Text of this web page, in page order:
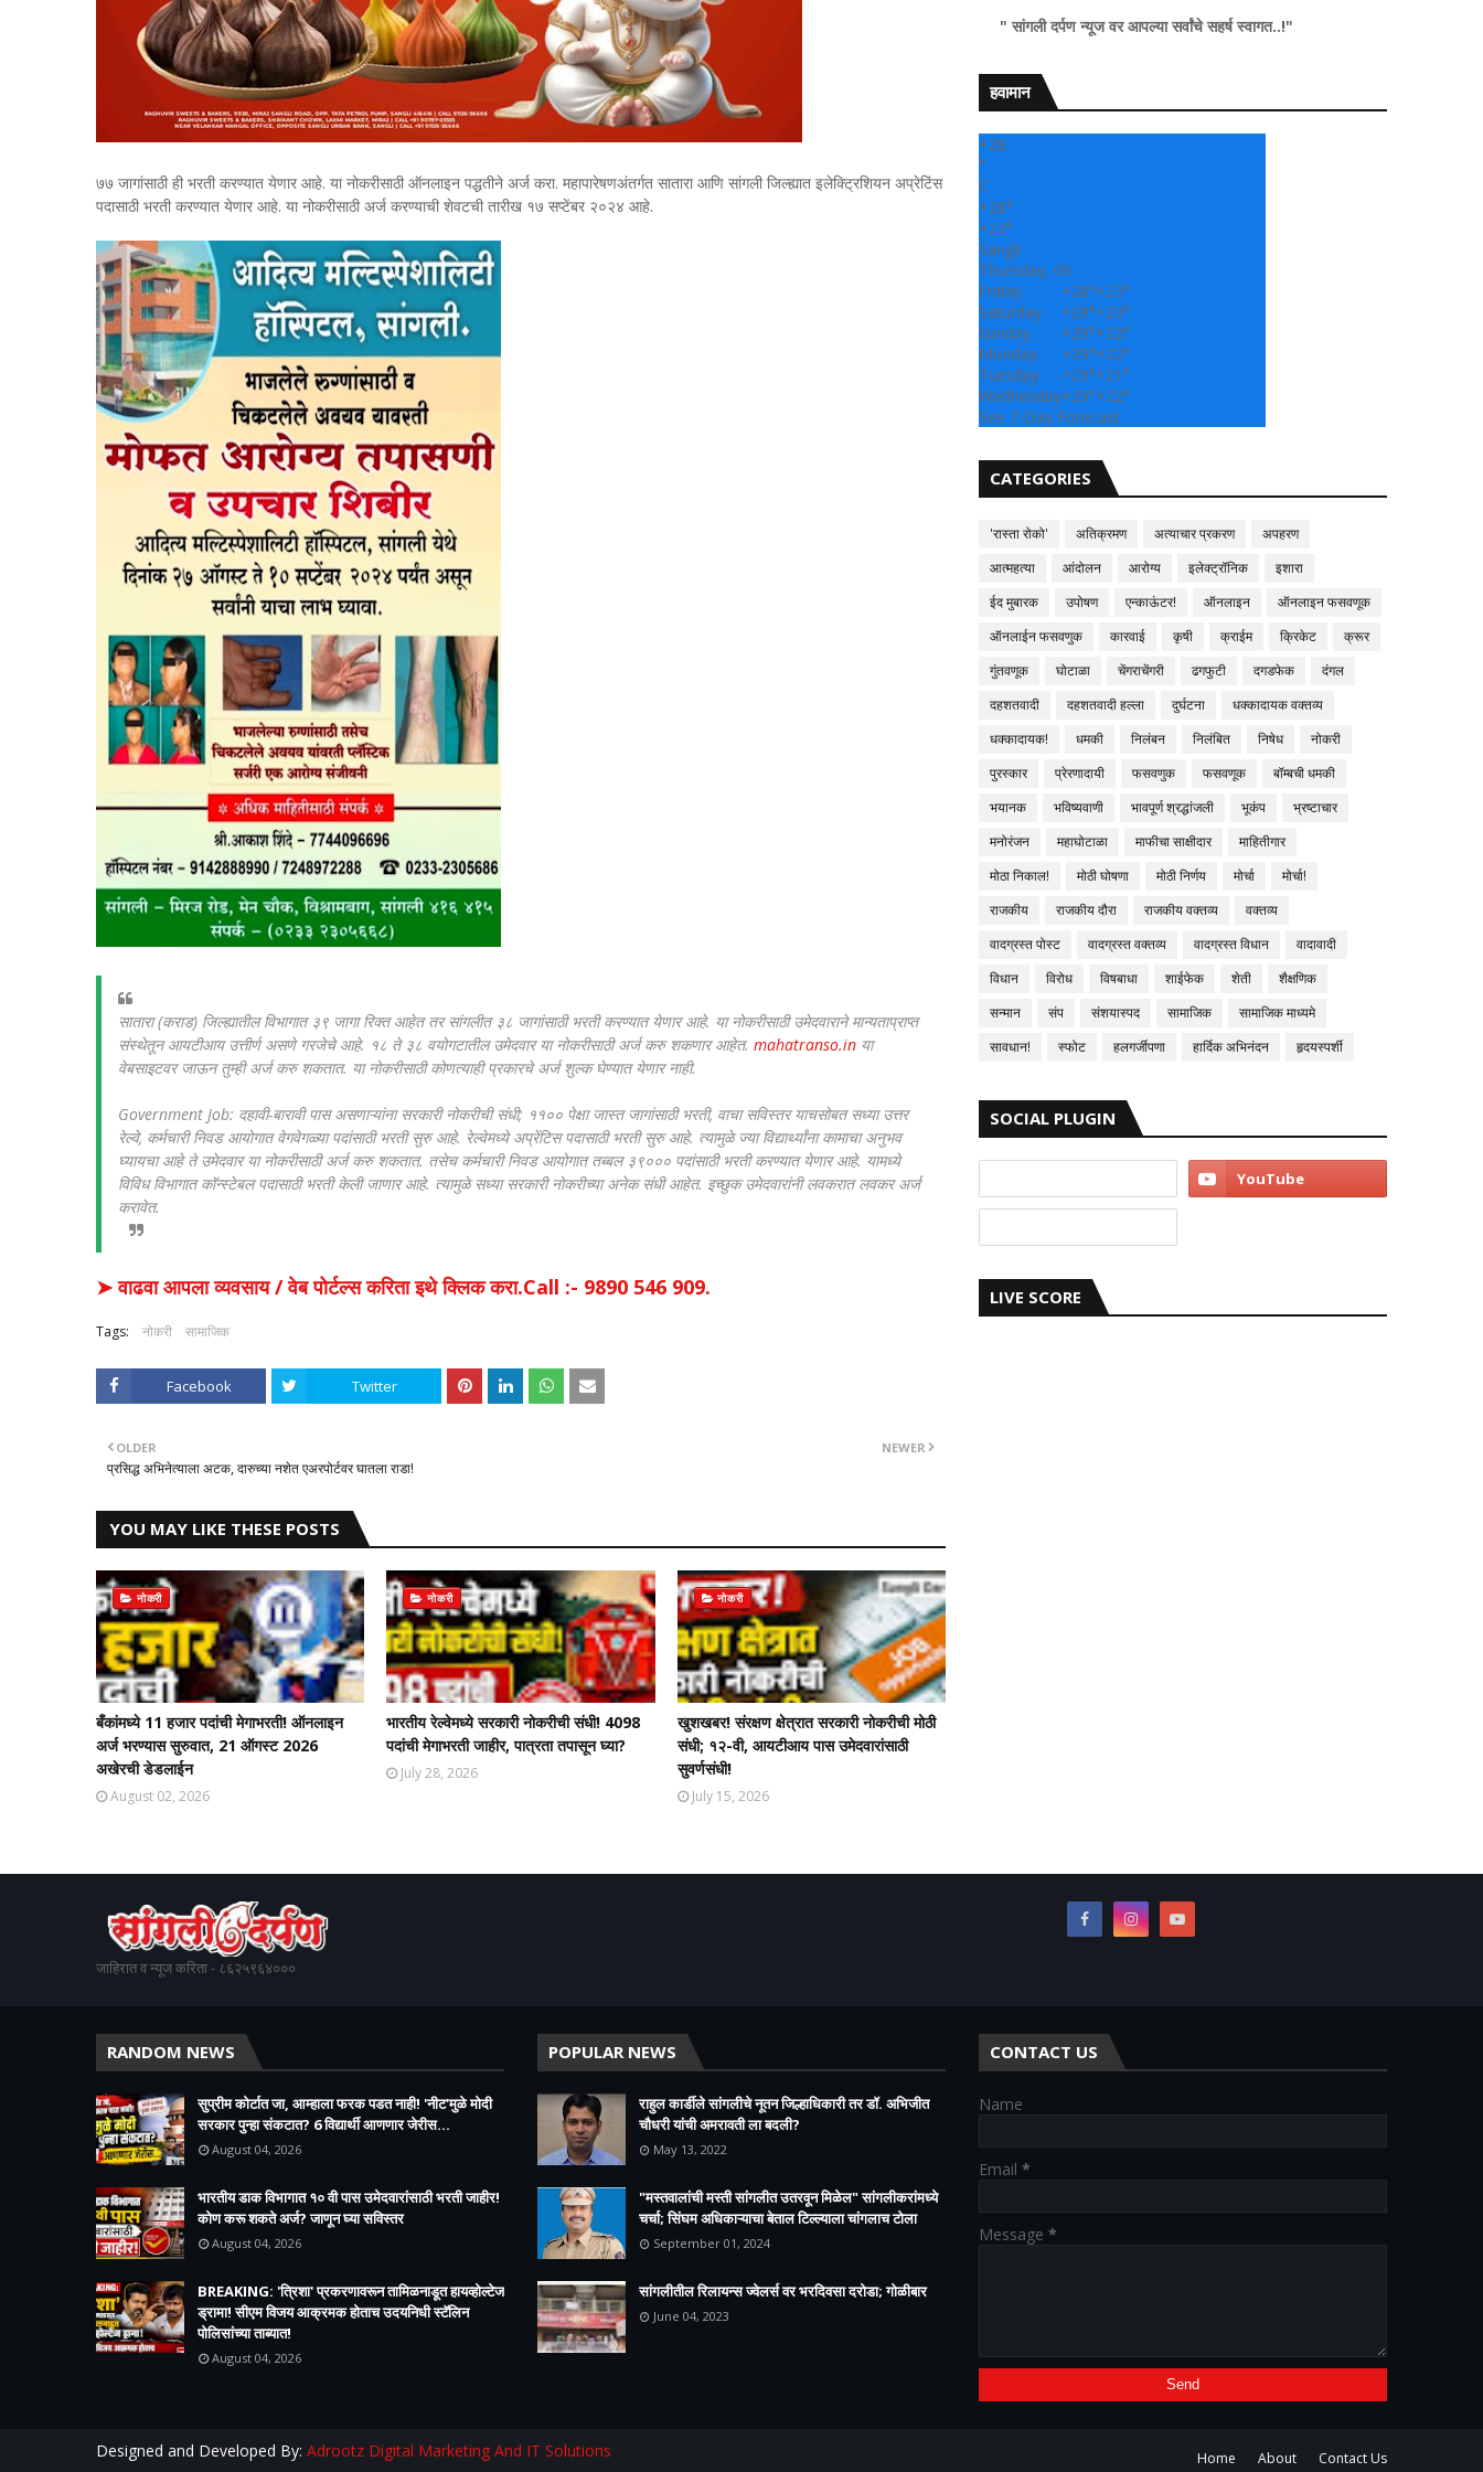
७७ जागांसाठी ही भरती करण्यात येणार आहे. या नोकरीसाठी ऑनलाइन पद्धतीने अर्ज करा. महापारेषणअंतर्गत सातारा आणि सांगली जिल्ह्यात इलेक्ट्रिशियन अप्रेटिंस
पदासाठी भरती करण्यात येणार आहे. या नोकरीसाठी अर्ज करण्याची शेवटची तारीख १७ सप्टेंबर २०२४ आहे.
सातारा (कराड) जिल्ह्यातील विभागात ३९ जागा रिक्त आहेत तर सांगलीत ३८ जागांसाठी भरती करण्यात येणार आहे. या नोकरीसाठी उमेदवाराने मान्यताप्राप्त
संस्थेतून आयटीआय उत्तीर्ण असणे गरजेचे आहे. १८ ते ३८ वयोगटातील उमेदवार या नोकरीसाठी अर्ज करु शकणार आहेत. mahatranso.in या
वेबसाइटवर जाऊन तुम्ही अर्ज करु शकतात. या नोकरीसाठी कोणत्याही प्रकारचे अर्ज शुल्क घेण्यात येणार नाही.
Government Job: दहावी-बारावी पास असणाऱ्यांना सरकारी नोकरीची संधी; ११०० पेक्षा जास्त जागांसाठी भरती, वाचा सविस्तर याचसोबत सध्या उत्तर
रेल्वे, कर्मचारी निवड आयोगात वेगवेगळ्या पदांसाठी भरती सुरु आहे. रेल्वेमध्ये अप्रेंटिस पदासाठी भरती सुरु आहे. त्यामुळे ज्या विद्यार्थ्यांना कामाचा अनुभव
घ्यायचा आहे ते उमेदवार या नोकरीसाठी अर्ज करु शकतात. तसेच कर्मचारी निवड आयोगात तब्बल ३९००० पदांसाठी भरती करण्यात येणार आहे. यामध्ये
विविध विभागात कॉन्स्टेबल पदासाठी भरती केली जाणार आहे. त्यामुळे सध्या सरकारी नोकरीच्या अनेक संधी आहेत. इच्छुक उमेदवारांनी लवकरात लवकर अर्ज
करावेत.
➤ वाढवा आपला व्यवसाय / वेब पोर्टल्स करिता इथे क्लिक करा.Call :- 9890 546 909.
Tags: नोकरी सामाजिक
Facebook Twitter
NEWER
OLDER
प्रसिद्ध अभिनेत्याला अटक, दारुच्या नशेत एअरपोर्टवर घातला राडा!
YOU MAY LIKE THESE POSTS
नोकरी
बँकांमध्ये 11 हजार पदांची मेगाभरती! ऑनलाइन
अर्ज भरण्यास सुरुवात, 21 ऑगस्ट 2026
अखेरची डेडलाईन
August 02, 2026
नोकरी
भारतीय रेल्वेमध्ये सरकारी नोकरीची संधी! 4098
पदांची मेगाभरती जाहीर, पात्रता तपासून घ्या?
July 28, 2026
नोकरी
खुशखबर! संरक्षण क्षेत्रात सरकारी नोकरीची मोठी
संधी; १२-वी, आयटीआय पास उमेदवारांसाठी
सुवर्णसंधी!
July 15, 2026
" सांगली दर्पण न्यूज वर आपल्या सर्वांचे सहर्ष स्वागत..!"
हवामान
+28
°
C
+28°
+22°
Sangli
Thursday, 06
Friday
+28°+23°
Saturday
+29°+23°
Sunday
+29°+22°
Monday
+29°+22°
Tuesday
+29°+21°
Wednesday+29°+22°
See 7-Day Forecast
CATEGORIES
'रास्ता रोको' अतिक्रमण अत्याचार प्रकरण
अपहरण
आत्महत्या
आंदोलन आरोग्य इलेक्ट्रॉनिक
इशारा
ईद मुबारक
उपोषण एन्काऊंटर! ऑनलाइन
ऑनलाइन फसवणूक
ऑनलाईन फसवणुक
कारवाई कृषी क्राईम क्रिकेट
क्रूर
गुंतवणूक
घोटाळा चेंगराचेंगरी ढगफुटी दगडफेक
दंगल
दहशतवादी
दहशतवादी हल्ला दुर्घटना
धक्कादायक वक्तव्य
धक्कादायक!
धमकी निलंबन निलंबित निषेध
नोकरी
पुरस्कार
प्रेरणादायी फसवणुक फसवणूक
बॉम्बची धमकी
भयानक
भविष्यवाणी भावपूर्ण श्रद्धांजली भूकंप
भ्रष्टाचार
मनोरंजन
महाघोटाळा माफीचा साक्षीदार
माहितीगार
मोठा निकाल!
मोठी घोषणा मोठी निर्णय मोर्चा
मोर्चा!
राजकीय
राजकीय दौरा राजकीय वक्तव्य
वक्तव्य
वादग्रस्त पोस्ट
वादग्रस्त वक्तव्य वादग्रस्त विधान
वादावादी
विधान
विरोध विषबाधा शाईफेक शेती
शैक्षणिक
सन्मान
संप संशयास्पद सामाजिक
सामाजिक माध्यमे
सावधान!
स्फोट हलगर्जीपणा हार्दिक अभिनंदन हृदयस्पर्शी
SOCIAL PLUGIN
LIVE SCORE
जाहिरात व न्यूज करिता - ८६२५९६४०००
RANDOM NEWS
सुप्रीम कोर्टात जा, आम्हाला फरक पडत नाही! 'नीट'मुळे मोदी
सरकार पुन्हा संकटात? 6 विद्यार्थी आणणार जेरीस...
August 04, 2026
भारतीय डाक विभागात १० वी पास उमेदवारांसाठी भरती जाहीर!
कोण करू शकते अर्ज? जाणून घ्या सविस्तर
August 04, 2026
BREAKING: 'त्रिशा' प्रकरणावरून तामिळनाडूत हायव्होल्टेज
ड्रामा! सीएम विजय आक्रमक होताच उदयनिधी स्टॅलिन
पोलिसांच्या ताब्यात!
August 04, 2026
POPULAR NEWS
राहुल कार्डीले सांगलीचे नूतन जिल्हाधिकारी तर डॉ. अभिजीत
चौधरी यांची अमरावती ला बदली?
May 13, 2022
"मस्तवालांची मस्ती सांगलीत उतरवून मिळेल" सांगलीकरांमध्ये
चर्चा; सिंघम अधिकाऱ्याचा बेताल टिल्ल्याला चांगलाच टोला
September 01, 2024
सांगलीतील रिलायन्स ज्वेलर्स वर भरदिवसा दरोडा; गोळीबार
June 04, 2023
CONTACT US
Name
Email *
Message *
Home About Contact Us
Designed and Developed By: Adrootz Digital Marketing And IT Solutions